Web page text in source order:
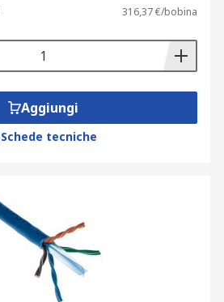
316,37 €/bobina
Aggiungi
Schede tecniche